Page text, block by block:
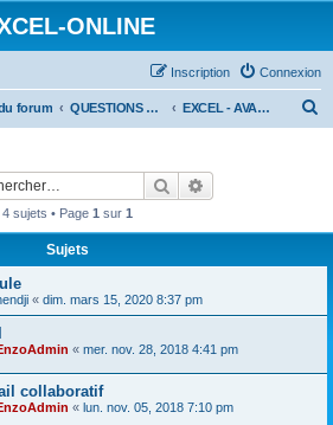
ONLINE
Connexion
Inscription
forum QUESTIONS EXCEL EXCEL - AVANCÉ
Rechercher
4 sujets • Page 1 sur 1
Sujets
« dim. mars 15, 2020 8:37 pm
« mer. nov. 28, 2018 4:41 pm
collaboratif
« lun. nov. 05, 2018 7:10 pm